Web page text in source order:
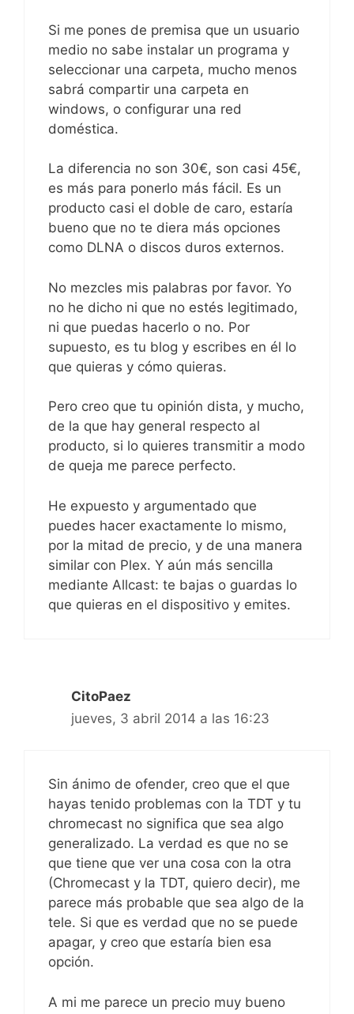
Si me pones de premisa que un usuario
medio no sabe instalar un programa y
seleccionar una carpeta, mucho menos
sabrá compartir una carpeta en
windows, o configurar una red
doméstica.
La diferencia no son 30€, son casi 45€,
es más para ponerlo más fácil. Es un
producto casi el doble de caro, estaría
bueno que no te diera más opciones
como DLNA o discos duros externos.
No mezcles mis palabras por favor. Yo
no he dicho ni que no estés legitimado,
ni que puedas hacerlo o no. Por
supuesto, es tu blog y escribes en él lo
que quieras y cómo quieras.
Pero creo que tu opinión dista, y mucho,
de la que hay general respecto al
producto, si lo quieres transmitir a modo
de queja me parece perfecto.
He expuesto y argumentado que
puedes hacer exactamente lo mismo,
por la mitad de precio, y de una manera
similar con Plex. Y aún más sencilla
mediante Allcast: te bajas o guardas lo
que quieras en el dispositivo y emites.
CitoPaez
jueves, 3 abril 2014 a las 16:23
Sin ánimo de ofender, creo que el que
hayas tenido problemas con la TDT y tu
chromecast no significa que sea algo
generalizado. La verdad es que no se
que tiene que ver una cosa con la otra
(Chromecast y la TDT, quiero decir), me
parece más probable que sea algo de la
tele. Si que es verdad que no se puede
apagar, y creo que estaría bien esa
opción.
A mi me parece un precio muy bueno